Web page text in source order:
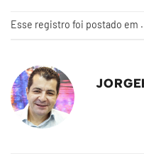
Esse registro foi postado em .